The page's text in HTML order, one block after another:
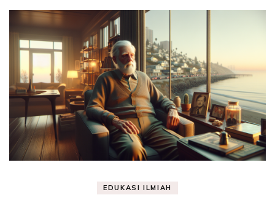
Pengetahuan,
Eksperimen &
Fakta Sains
EDUKASI ILMIAH